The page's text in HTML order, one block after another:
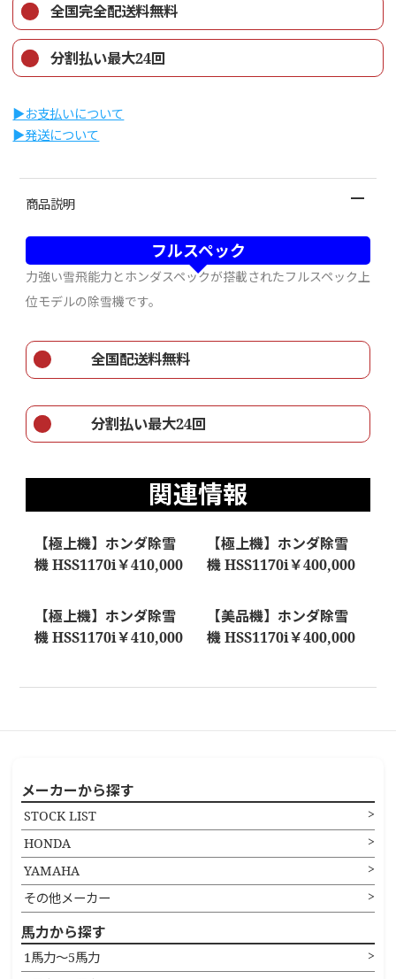
全国完全配送料無料
分割払い最大24回
▶︎お支払いについて
▶︎発送について
商品説明
フルスペック
力強い雪飛能力とホンダスペックが搭載されたフルスペック上
位モデルの除雪機です。
全国配送料無料
分割払い最大24回
関連情報
【極上機】ホンダ除雪
機 HSS1170i￥410,000
【極上機】ホンダ除雪
機 HSS1170i￥400,000
【極上機】ホンダ除雪
機 HSS1170i￥410,000
【美品機】ホンダ除雪
機 HSS1170i￥400,000
メーカーから探す
STOCK LIST
HONDA
YAMAHA
その他メーカー
馬力から探す
1馬力〜5馬力